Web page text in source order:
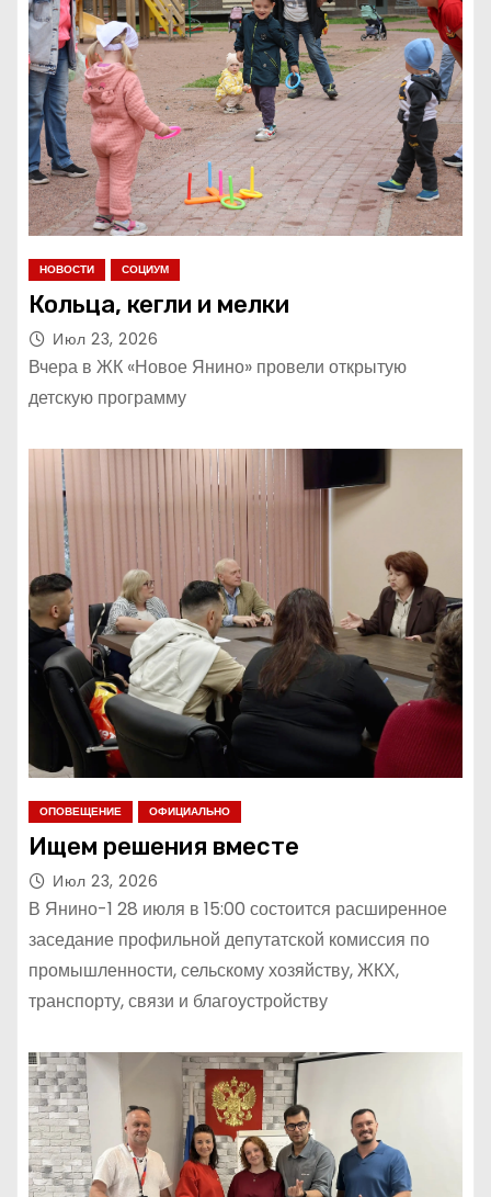
НОВОСТИ СОЦИУМ
Кольца, кегли и мелки
Июл 23, 2026
Вчера в ЖК «Новое Янино» провели открытую
детскую программу
ОПОВЕЩЕНИЕ ОФИЦИАЛЬНО
Ищем решения вместе
Июл 23, 2026
В Янино-1 28 июля в 15:00 состоится расширенное
заседание профильной депутатской комиссия по
промышленности, сельскому хозяйству, ЖКХ,
транспорту, связи и благоустройству